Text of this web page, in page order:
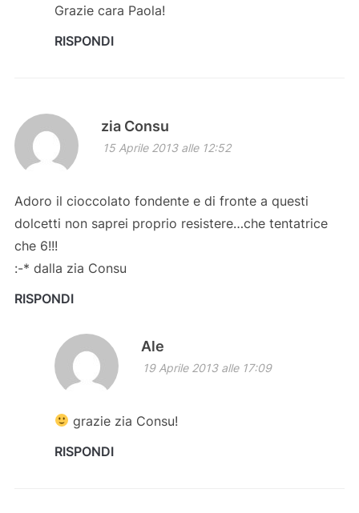
Grazie cara Paola!
RISPONDI
zia Consu
15 Aprile 2013 alle 12:52
Adoro il cioccolato fondente e di fronte a questi
dolcetti non saprei proprio resistere…che tentatrice
che 6!!!
:-* dalla zia Consu
RISPONDI
Ale
19 Aprile 2013 alle 17:09
grazie zia Consu!
RISPONDI